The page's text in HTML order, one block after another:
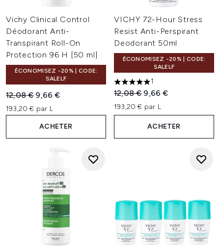
Vichy Clinical Control
Déodorant Anti-
Transpirant Roll-On
Protection 96 H [50 ml]
ÉCONOMISEZ -20% | CODE:
SALELF
Prix de vente :
12,08 € Prix ​​actuel :
9,66 €
193,20 € par L
ACHETER
VICHY 72-Hour Stress
Resist Anti-Perspirant
Deodorant 50ml
ÉCONOMISEZ -20% | CODE:
SALELF
5 étoiles sur un maximum de
1
Prix de vente :
12,08 € Prix ​​actuel :
9,66 €
193,20 € par L
ACHETER